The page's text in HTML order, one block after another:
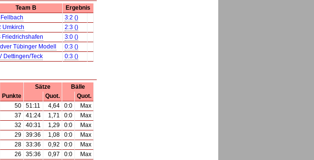
Team B
Ergebnis
3:2 ()
Umkirch
2:3 ()
Friedrichshafen
3:0 ()
Tübinger Modell
0:3 ()
Dettingen/Teck 0:3 ()
Sätze
Bälle
Punkte Quot.
Quot.
50 51:11 4,64 0:0
Max
37 41:24 1,71 0:0
Max
32 40:31 1,29 0:0
Max
29 39:36 1,08 0:0
Max
28 33:36 0,92 0:0
Max
26 35:36 0,97 0:0
Max